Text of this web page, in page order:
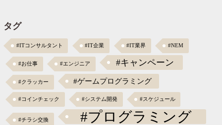
タグ
#ITコンサルタント #IT企業 #IT業界 #NEM
#お仕事 #エンジニア #キャンペーン
#クラッカー #ゲームプログラミング
#コインチェック #システム開発 #スケジュール
#チラシ交換 #プログラミング